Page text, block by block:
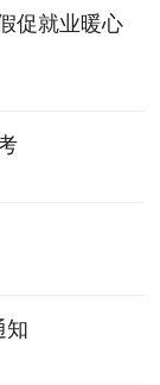
促就业暖心
知